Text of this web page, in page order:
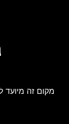
מקום זה